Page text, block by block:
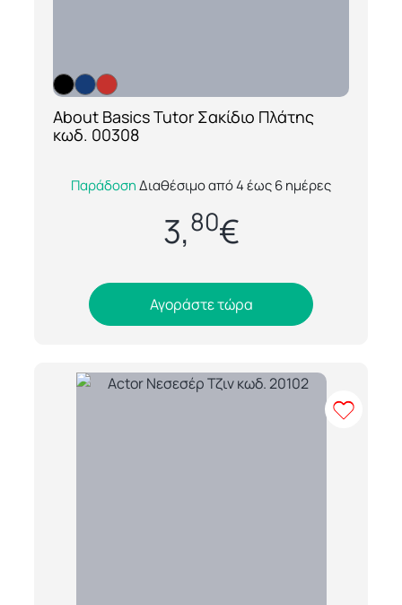
[ti_wishlists_addtowishlist loop=yes]
About Basics Tutor Σακίδιο Πλάτης
κωδ. 00308
Ανακαλύψτε το πρακτικό και εργονομικό
About Basics Tutor Σακίδιο Πλάτης (κωδ.
00308), σχεδιασμένο για να καλύπτει όλες
ΠαράδοσηΔιαθέσιμο από 4 έως 6 ημέρες
3,80€
Αγοράστε τώρα